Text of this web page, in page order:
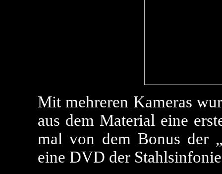
Mit mehreren Kameras
aus dem Material eine
mal von dem Bonus der
eine DVD der